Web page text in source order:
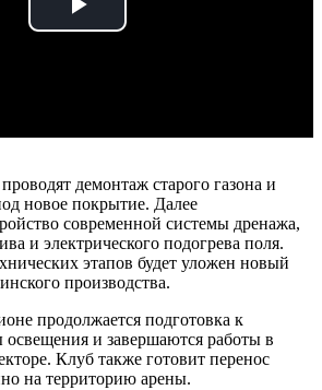
Play
демонтаж старого газона и
новое покрытие. Далее
современной системы дренажа,
и электрического подогрева поля.
этапов будет уложен новый
производства.
продолжается подготовка к
и завершаются работы в
Клуб также готовит перенос
на территорию арены.